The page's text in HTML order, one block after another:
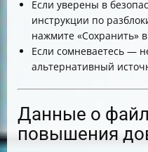
Если уверены в
инструкции по
нажмите «Сохранить»
Если сомневаетесь —
альтернативный
Данные о
повышения